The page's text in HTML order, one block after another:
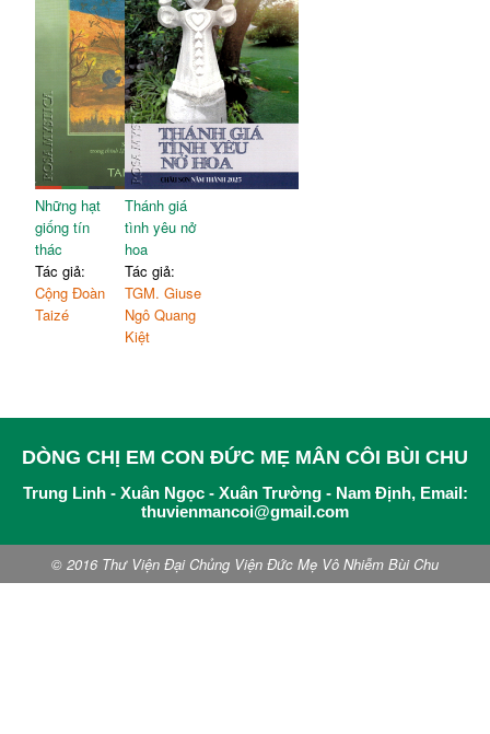
Những hạt
giống tín
thác
Tác giả:
Cộng Đoàn
Taizé
Thánh giá
tình yêu nở
hoa
Tác giả:
TGM. Giuse
Ngô Quang
Kiệt
DÒNG CHỊ EM CON ĐỨC MẸ MÂN CÔI BÙI CHU
Trung Linh - Xuân Ngọc - Xuân Trường - Nam Định, Email:
thuvienmancoi@gmail.com
© 2016 Thư Viện Đại Chủng Viện Đức Mẹ Vô Nhiễm Bùi Chu